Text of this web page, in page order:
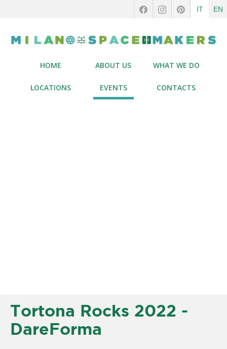
IT EN
HOME ABOUT US WHAT WE DO
LOCATIONS EVENTS CONTACTS
Tortona Rocks 2022 -
DareForma